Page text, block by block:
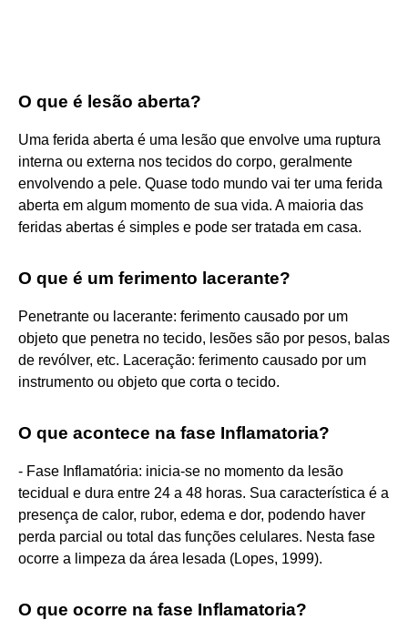
O que é lesão aberta?
Uma ferida aberta é uma lesão que envolve uma ruptura
interna ou externa nos tecidos do corpo, geralmente
envolvendo a pele. Quase todo mundo vai ter uma ferida
aberta em algum momento de sua vida. A maioria das
feridas abertas é simples e pode ser tratada em casa.
O que é um ferimento lacerante?
Penetrante ou lacerante: ferimento causado por um
objeto que penetra no tecido, lesões são por pesos, balas
de revólver, etc. Laceração: ferimento causado por um
instrumento ou objeto que corta o tecido.
O que acontece na fase Inflamatoria?
- Fase Inflamatória: inicia-se no momento da lesão
tecidual e dura entre 24 a 48 horas. Sua característica é a
presença de calor, rubor, edema e dor, podendo haver
perda parcial ou total das funções celulares. Nesta fase
ocorre a limpeza da área lesada (Lopes, 1999).
O que ocorre na fase Inflamatoria?